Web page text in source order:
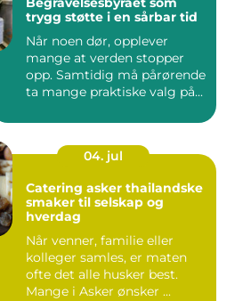
trygg støtte i en sårbar tid
Når noen dør, opplever
mange at verden stopper
opp. Samtidig må pårørende
ta mange praktiske valg på...
04. jul
Catering asker thailandske
smaker til selskap og
hverdag
Når venner, familie eller
kolleger samles, er maten
ofte det alle husker best.
Mange i Asker ønsker ...